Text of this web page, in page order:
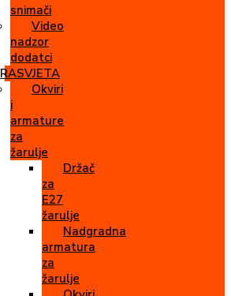
snimači
Video
nadzor
dodatci
RASVJETA
Okviri
i
armature
za
žarulje
Držač
za
E27
žarulje
Nadgradna
armatura
za
žarulje